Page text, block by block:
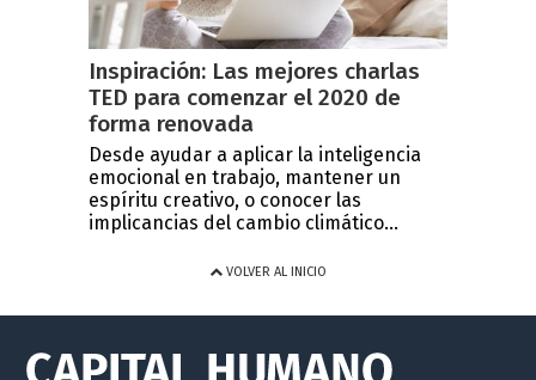
Inspiración: Las mejores charlas
TED para comenzar el 2020 de
forma renovada
Desde ayudar a aplicar la inteligencia
emocional en trabajo, mantener un
espíritu creativo, o conocer las
implicancias del cambio climático...
VOLVER AL INICIO